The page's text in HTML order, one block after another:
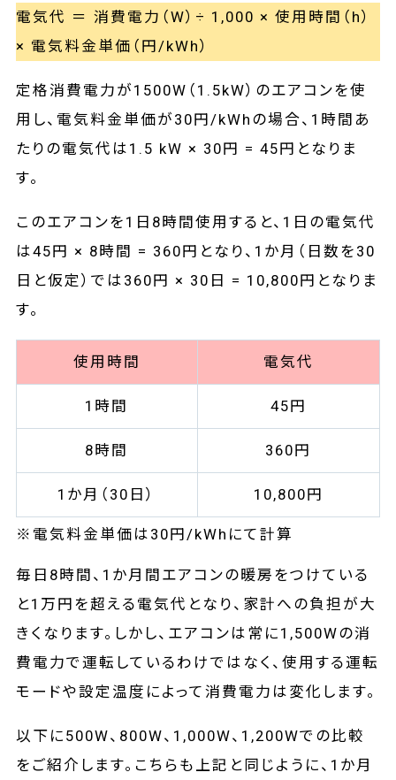
電気代 ＝ 消費電力（W）÷ 1,000 × 使用時間（h）
× 電気料金単価（円/kWh）
定格消費電力が1500W（1.5kW）のエアコンを使
用し、電気料金単価が30円/kWhの場合、1時間あ
たりの電気代は1.5 kW × 30円 = 45円となりま
す。
このエアコンを1日8時間使用すると、1日の電気代
は45円 × 8時間 = 360‬円となり、1か月（日数を30
日と仮定）では360円 × 30日 = 10,800円となりま
す。
使用時間 電気代
1時間 45円
8時間 360円
1か月（30日） 10,800円
※電気料金単価は30円/kWhにて計算
毎日8時間、1か月間エアコンの暖房をつけている
と1万円を超える電気代となり、家計への負担が大
きくなります。しかし、エアコンは常に1,500Wの消
費電力で運転しているわけではなく、使用する運転
モードや設定温度によって消費電力は変化します。
以下に500W、800W、1,000W、1,200Wでの比較
をご紹介します。こちらも上記と同じように、1か月